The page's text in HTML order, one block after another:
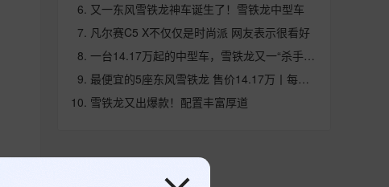
又一东风雪铁龙神车诞生了！雪铁龙中型车
凡尔赛C5 X不仅仅是时尚派 网友表示很看好
一台14.17万起的中型车，雪铁龙又一“杀手锏”
最便宜的5座东风雪铁龙 售价14.17万丨每日荐车
雪铁龙又出爆款！配置丰富厚道